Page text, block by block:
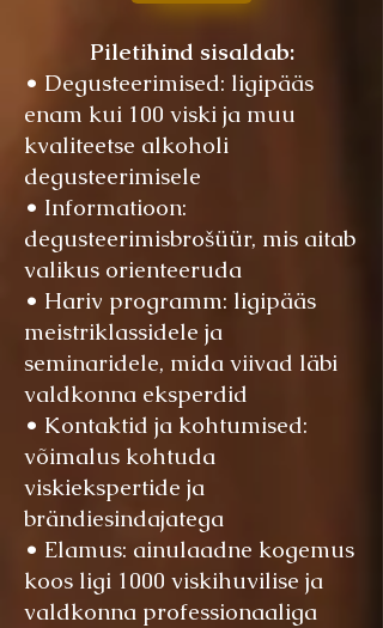
Piletihind sisaldab:
• Degusteerimised: ligipääs
enam kui 100 viski ja muu
kvaliteetse alkoholi
degusteerimisele
• Informatioon:
degusteerimisbrošüür, mis aitab
valikus orienteeruda
• Hariv programm: ligipääs
meistriklassidele ja
seminaridele, mida viivad läbi
valdkonna eksperdid
• Kontaktid ja kohtumised:
võimalus kohtuda
viskiekspertide ja
brändiesindajatega
• Elamus: ainulaadne kogemus
koos ligi 1000 viskihuvilise ja
valdkonna professionaaliga